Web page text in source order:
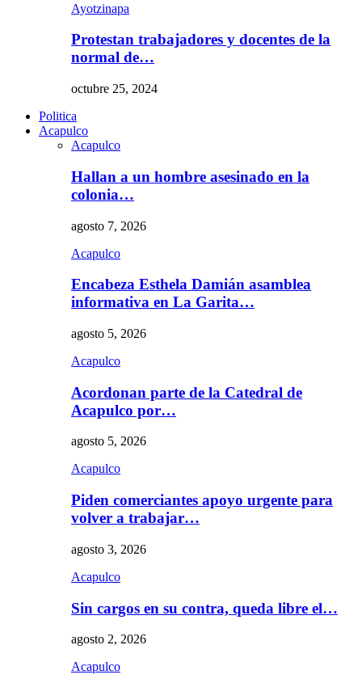
Ayotzinapa
Protestan trabajadores y docentes de la
normal de…
octubre 25, 2024
Politica
Acapulco
Acapulco
Hallan a un hombre asesinado en la
colonia…
agosto 7, 2026
Acapulco
Encabeza Esthela Damián asamblea
informativa en La Garita…
agosto 5, 2026
Acapulco
Acordonan parte de la Catedral de
Acapulco por…
agosto 5, 2026
Acapulco
Piden comerciantes apoyo urgente para
volver a trabajar…
agosto 3, 2026
Acapulco
Sin cargos en su contra, queda libre el…
agosto 2, 2026
Acapulco